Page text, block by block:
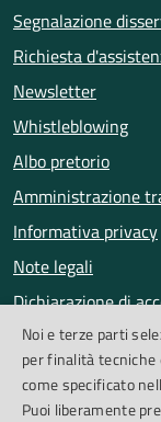
Segnalazione
Richiesta
Newsletter
Whistleblowing
Albo pretorio
Amministrazione
Informativa privacy
Note legali
Dichiarazione di
Obiettivi di
Segnalazioni
Noi e terze parti
per finalità tecniche
come specificato
Puoi liberamente